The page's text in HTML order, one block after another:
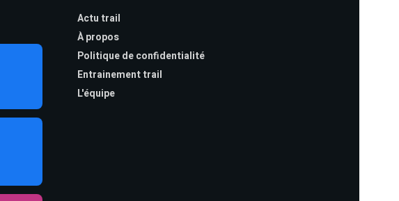
Actu trail
À propos
Politique de confidentialité
Entrainement trail
L'équipe